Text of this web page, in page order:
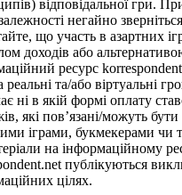
відповідальної гри.
негайно
що участь в азартних
доходів або
ресурс
реальні та/або віртуальні
ні в якій формі оплату
які пов’язані/можуть бути
іграми, букмекерами чи
на інформаційному
публікуються
цілях.